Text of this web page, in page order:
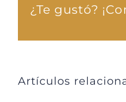
¿Te gustó?
Artículos